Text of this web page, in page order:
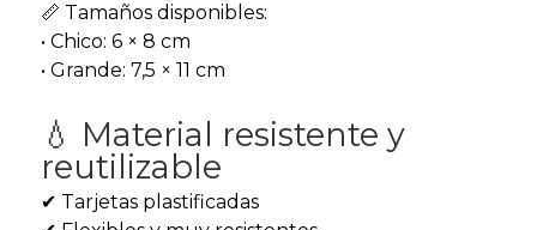
📏 Tamaños disponibles:
• Chico: 6 × 8 cm
• Grande: 7,5 × 11 cm
💧 Material resistente y
reutilizable
✔ Tarjetas plastificadas